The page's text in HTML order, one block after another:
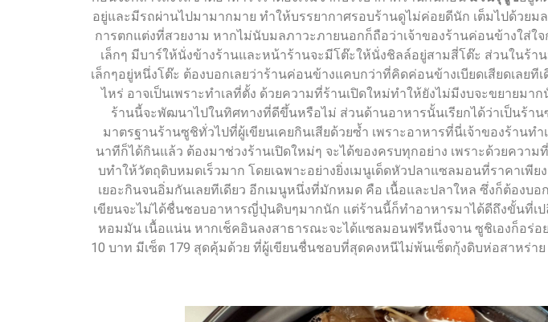
อยู่และมีรถผ่านไปมามากมาย ทำให้บรรยากาศรอบร้านดูไม่ค่อยดีนัก เต็มไปด้วยม
การตกแต่งที่สวยงาม หากไม่นับมลภาวะภายนอกก็ถือว่าเจ้าของร้านค่อนข้างใส่ใจ
เล็กๆ มีบาร์ให้นั่งข้างร้านและหน้าร้านจะมีโต๊ะให้นั่งชิลล์อยู่สามสี่โต๊ะ ส่วนในร้า
เล็กๆอยู่หนึ่งโต๊ะ ต้องบอกเลยว่าร้านค่อนข้างแคบกว่าที่คิดค่อนข้างเบียดเสียดเลยที
ไหร่ อาจเป็นเพราะทำเลที่ตั้ง ด้วยความที่ร้านเปิดใหม่ทำให้ยังไม่มีงบจะขยายมา
ร้านนี้จะพัฒนาไปในทิศทางที่ดีขึ้นหรือไม่ ส่วนด้านอาหารนั้นเรียกได้ว่าเป็นร้า
มาตรฐานร้านซูชิทั่วไปที่ผู้เขียนเคยกินเสียด้วยซ้ำ เพราะอาหารที่นี่เจ้าของร้าน
นาทีก็ได้กินแล้ว ต้องมาช่วงร้านเปิดใหม่ๆ จะได้ของครบทุกอย่าง เพราะด้วยควา
บทำให้วัตถุดิบหมดเร็วมาก โดยเฉพาะอย่างยิ่งเมนูเด็ดหัวปลาแซลมอนที่ราคาเพี
เยอะกินจนอิ่มกันเลยทีเดียว อีกเมนูหนึ่งที่มักหมด คือ เนื้อและปลาใหล ซึ่งก็ต้องบ
เขียนจะไม่ได้ชื่นชอบอาหารญี่ปุ่นดิบๆมากนัก แต่ร้านนี้ก็ทำอาหารมาได้ดีถึงขั้นที่
หอมมัน เนื้อแน่น หากเช็คอินลงสาธารณะจะได้แซลมอนฟรีหนึ่งจาน ซูชิเองก็อร่อ
10 บาท มีเซ็ต 179 สุดคุ้มด้วย ที่ผู้เขียนชื่นชอบที่สุดคงหนีไม่พ้นเซ็ตกุ้งดิบห่อสาหร่า